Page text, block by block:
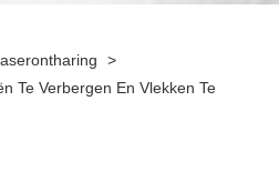
>
Te Verbergen En Vlekken Te